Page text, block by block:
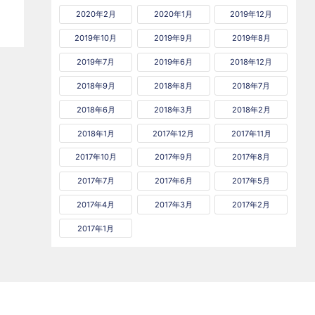
2020年2月 2020年1月 2019年12月
2019年10月 2019年9月 2019年8月
2019年7月 2019年6月 2018年12月
2018年9月 2018年8月 2018年7月
2018年6月 2018年3月 2018年2月
2018年1月 2017年12月 2017年11月
2017年10月 2017年9月 2017年8月
2017年7月 2017年6月 2017年5月
2017年4月 2017年3月 2017年2月
2017年1月